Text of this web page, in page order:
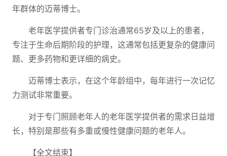
年群体的迈蒂博士。
老年医学提供者专门诊治通常65岁及以上的患者，
专注于生命后期阶段的护理，这通常包括更复杂的健康问
题、更多药物和更详细的病史。
迈蒂博士表示，在这个年龄组中，每年进行一次记忆
力测试非常重要。
对于专门照顾老年人的老年医学提供者的需求日益增
长，特别是那些有多重或慢性健康问题的老年人。
【全文结束】